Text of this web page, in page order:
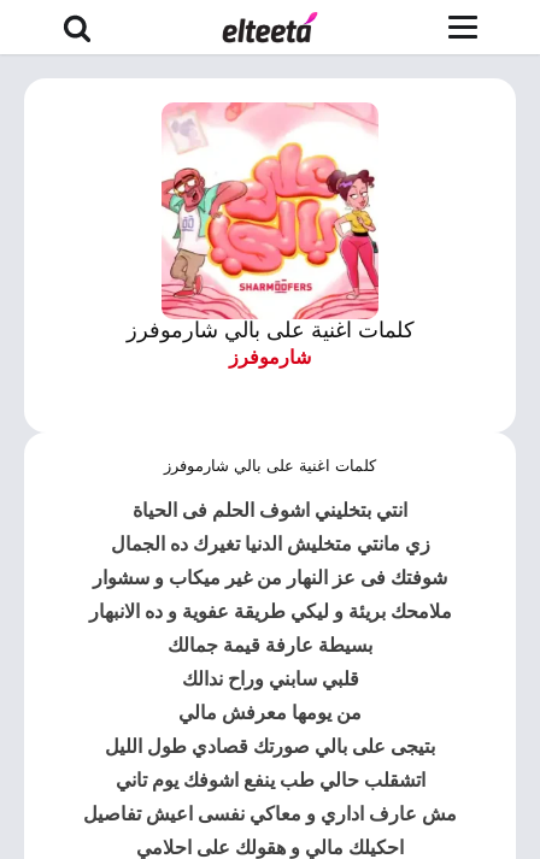
كلمات اغنية على بالي شارموفرز
شارموفرز
كلمات اغنية على بالي شارموفرز
انتي بتخلیني اشوف الحلم فى الحیاة
زي مانتي متخلیش الدنیا تغیرك ده الجمال
شوفتك فى عز النھار من غیر میكاب و سشوار
ملامحك بریئة و لیكي طریقة عفویة و ده الانبھار
بسیطة عارفة قیمة جمالك
قلبي سابني وراح ندالك
من یومھا معرفش مالي
بتیجى على بالي صورتك قصادي طول اللیل
اتشقلب حالي طب ینفع اشوفك یوم تاني
مش عارف اداري و معاكي نفسى اعیش تفاصیل
احكیلك مالي و ھقولك على احلامي